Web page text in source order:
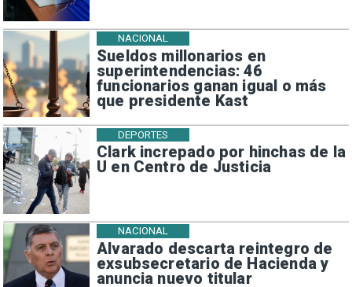
Sueldos millonarios en
superintendencias: 46
funcionarios ganan igual o más
que presidente Kast
NACIONAL
Clark increpado por hinchas de la
U en Centro de Justicia
DEPORTES
Alvarado descarta reintegro de
exsubsecretario de Hacienda y
anuncia nuevo titular
NACIONAL